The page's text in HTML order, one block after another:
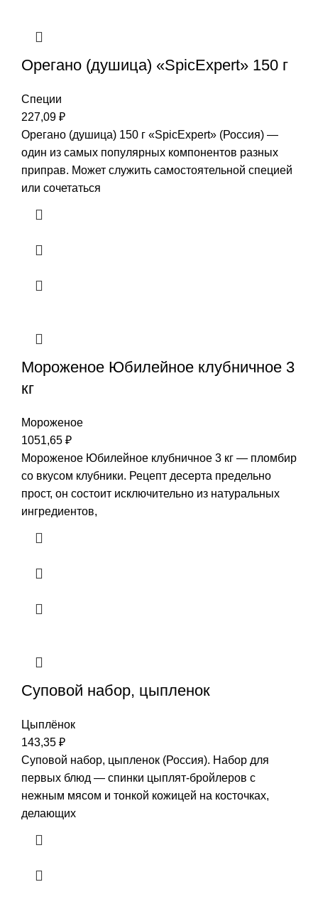
Орегано (душица) «SpicExpert» 150 г
Специи
227,09 ₽
Орегано (душица) 150 г «SpicExpert» (Россия) —
один из самых популярных компонентов разных
приправ. Может служить самостоятельной специей
или сочетаться
Мороженое Юбилейное клубничное 3
кг
Мороженое
1051,65 ₽
Мороженое Юбилейное клубничное 3 кг — пломбир
со вкусом клубники. Рецепт десерта предельно
прост, он состоит исключительно из натуральных
ингредиентов,
Суповой набор, цыпленок
Цыплёнок
143,35 ₽
Суповой набор, цыпленок (Россия). Набор для
первых блюд — спинки цыплят-бройлеров с
нежным мясом и тонкой кожицей на косточках,
делающих